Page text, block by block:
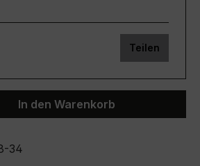
Teilen
gewünschten Wert
In den Warenkorb
34